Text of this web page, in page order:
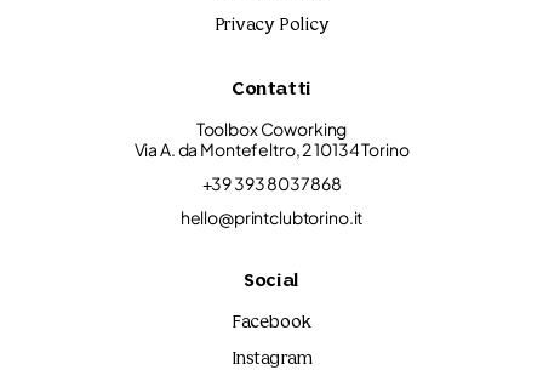
Privacy Policy
Contatti
Toolbox Coworking
Via A. da Montefeltro, 2 10134 Torino
+39 393 8037868
hello@printclubtorino.it
Social
Facebook
Instagram